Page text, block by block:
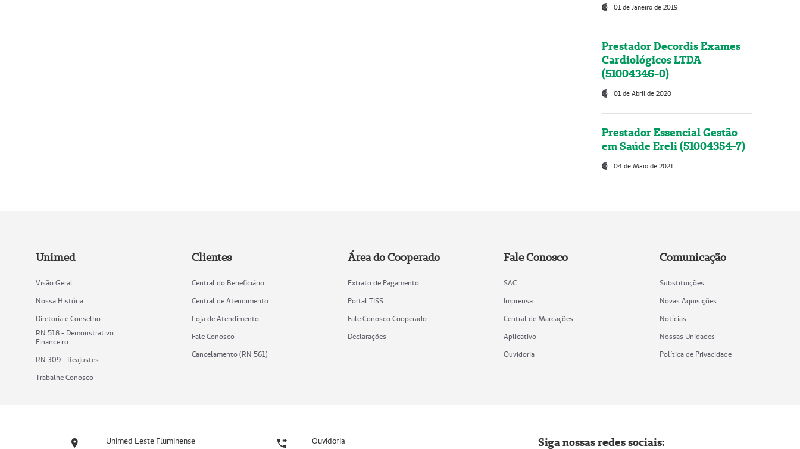
01 de Janeiro de 2019
Prestador Decordis Exames
Cardiológicos LTDA
(51004346-0)
01 de Abril de 2020
Prestador Essencial Gestão
em Saúde Ereli (51004354-7)
04 de Maio de 2021
Unimed
Visão Geral
Nossa História
Diretoria e Conselho
RN 518 - Demonstrativo
Financeiro
RN 309 - Reajustes
Trabalhe Conosco
Clientes
Central do Beneficiário
Central de Atendimento
Loja de Atendimento
Fale Conosco
Cancelamento (RN 561)
Área do Cooperado
Extrato de Pagamento
Portal TISS
Fale Conosco Cooperado
Declarações
Fale Conosco
SAC
Imprensa
Central de Marcações
Aplicativo
Ouvidoria
Comunicação
Substituições
Novas Aquisições
Notícias
Nossas Unidades
Política de Privacidade
Unimed Leste Fluminense Ouvidoria Siga nossas redes sociais: